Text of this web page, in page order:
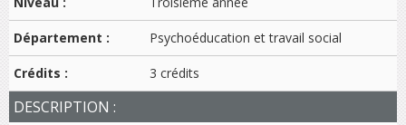
Département : Psychoéducation et travail social
Crédits : 3 crédits
DESCRIPTION :